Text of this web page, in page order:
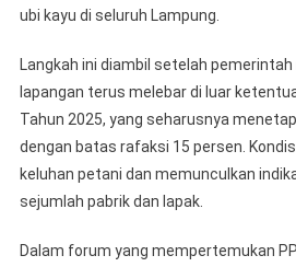
ubi kayu di seluruh Lampung.
Langkah ini diambil setelah
lapangan terus melebar di luar
Tahun 2025, yang seharusnya
dengan batas rafaksi 15 persen.
keluhan petani dan memunculkan
sejumlah pabrik dan lapak.
Dalam forum yang mempertemukan